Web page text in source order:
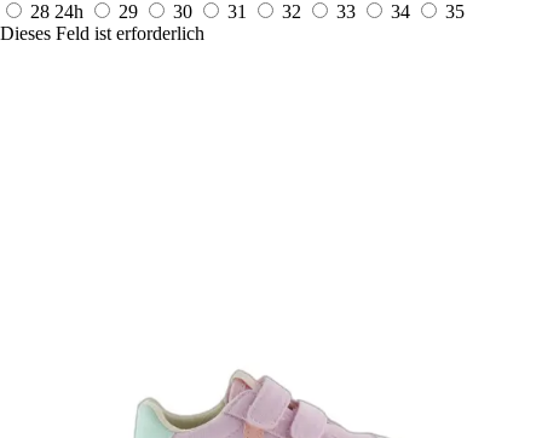
28 24h 29 30 31 32 33 34
35
Dieses Feld ist erforderlich